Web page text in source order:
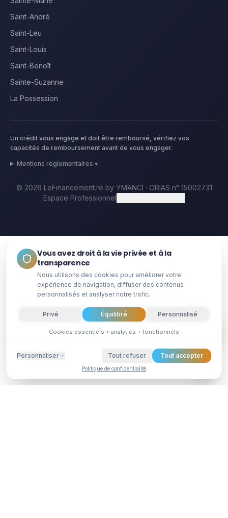
Vous avez droit à la vie privée et à la
transparence
Nous utilisons des cookies pour améliorer votre
expérience de navigation, diffuser des contenus
personnalisés et analyser notre trafic.
Privé Équilibré Personnalisé
Cookies essentiels + analytics + fonctionnels
Personnaliser Tout refuser Tout accepter
Politique de confidentialité
Saint-André
Saint-Leu
Saint-Louis
Saint-Benoît
Sainte-Suzanne
La Possession
Un crédit vous engage et doit être remboursé, vérifiez vos
capacités de remboursement avant de vous engager.
Mentions réglementaires ▾
© 2026 LeFinancement.re by ŸMANCI · ORIAS n° 15002731
Espace Professionnel